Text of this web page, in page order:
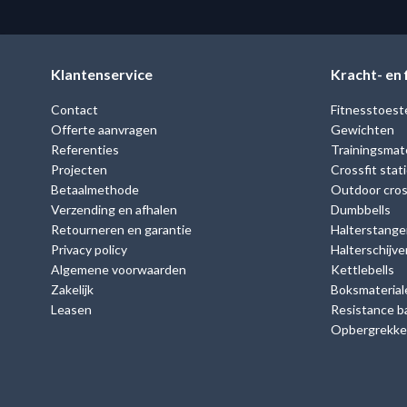
Klantenservice
Contact
Offerte aanvragen
Referenties
Projecten
Betaalmethode
Verzending en afhalen
Retourneren en garantie
Privacy policy
Algemene voorwaarden
Zakelijk
Leasen
Kracht-
Gewichten
Crossfit
Outdoor
Dumbbells
Kettlebells
Resistance